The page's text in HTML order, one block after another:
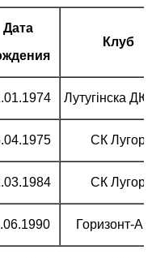
Дата
Клуб
Лутугінска
СК Лугор
СК Лугор
Горизонт-